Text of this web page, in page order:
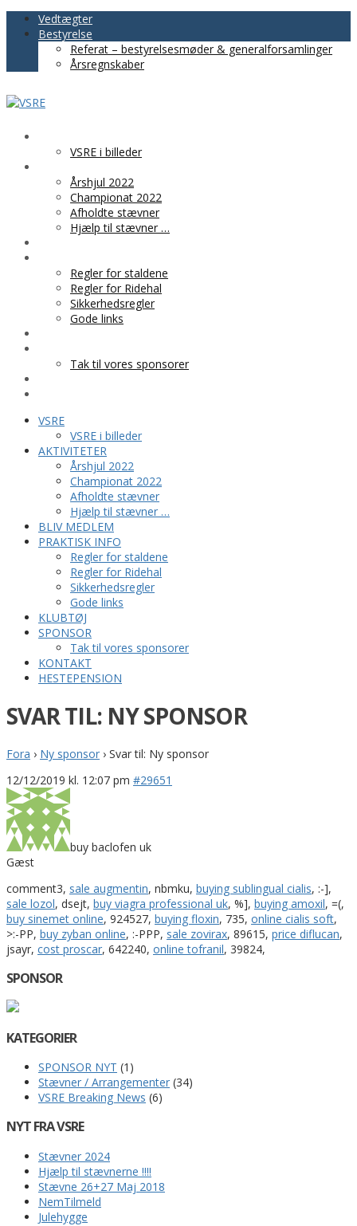
Vedtægter
Bestyrelse
Referat – bestyrelsesmøder & generalforsamlinger
Årsregnskaber
VSRE i billeder
Årshjul 2022
Championat 2022
Afholdte stævner
Hjælp til stævner …
Regler for staldene
Regler for Ridehal
Sikkerhedsregler
Gode links
Tak til vores sponsorer
VSRE
VSRE i billeder
AKTIVITETER
Årshjul 2022
Championat 2022
Afholdte stævner
Hjælp til stævner …
BLIV MEDLEM
PRAKTISK INFO
Regler for staldene
Regler for Ridehal
Sikkerhedsregler
Gode links
KLUBTØJ
SPONSOR
Tak til vores sponsorer
KONTAKT
HESTEPENSION
SVAR TIL: NY SPONSOR
Fora › Ny sponsor › Svar til: Ny sponsor
12/12/2019 kl. 12:07 pm #29651
buy baclofen uk
Gæst
comment3, sale augmentin, nbmku, buying sublingual cialis, :-],
sale lozol, dsejt, buy viagra professional uk, %], buying amoxil, =(,
buy sinemet online, 924527, buying floxin, 735, online cialis soft,
>:-PP, buy zyban online, :-PPP, sale zovirax, 89615, price diflucan,
jsayr, cost proscar, 642240, online tofranil, 39824,
SPONSOR
KATEGORIER
SPONSOR NYT (1)
Stævner / Arrangementer (34)
VSRE Breaking News (6)
NYT FRA VSRE
Stævner 2024
Hjælp til stævnerne !!!!
Stævne 26+27 Maj 2018
NemTilmeld
Julehygge